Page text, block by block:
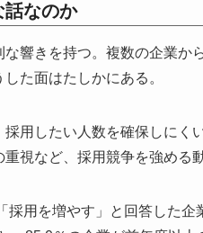
話なのか
響きを持つ。複数の企業か
た面はたしかにある。
用したい人数を確保しにく
視など、採用競争を強める
用を増やす」と回答した